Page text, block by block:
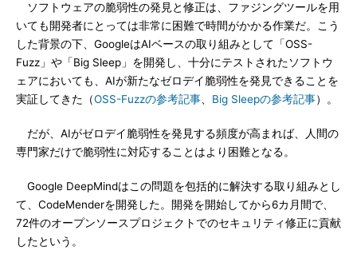
ソフトウェアの脆弱性の発見と修正は、ファジングツールを用
いても開発者にとっては非常に困難で時間がかかる作業だ。こう
した背景の下、GoogleはAIベースの取り組みとして「OSS-
Fuzz」や「Big Sleep」を開発し、十分にテストされたソフトウ
ェアにおいても、AIが新たなゼロデイ脆弱性を発見できることを
実証してきた（OSS-Fuzzの参考記事 Big Sleepの参考記事）。
だが、AIがゼロデイ脆弱性を発見する頻度が高まれば、人間の
専門家だけで脆弱性に対応することはより困難となる。
Google DeepMindはこの問題を包括的に解決する取り組みとし
て、CodeMenderを開発した。開発を開始してから6カ月間で、
72件のオープンソースプロジェクトでのセキュリティ修正に貢献
したという。